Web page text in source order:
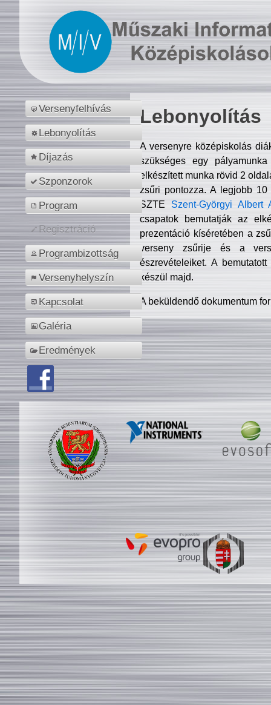
Versenyfelhívás
Lebonyolítás
Díjazás
Szponzorok
Program
Regisztráció
Programbizottság
Versenyhelyszín
Kapcsolat
Galéria
Eredmények
Lebonyolítás
A versenyre középiskolás
szükséges egy
elkészített munka rövid 2
zsűri pontozza. A legjobb
SZTE Szent-Györgyi Albert
csapatok bemutatják az
prezentáció kíséretében a
verseny zsűrije és a
észrevételeiket. A
készül majd.
A beküldendő dokumentum